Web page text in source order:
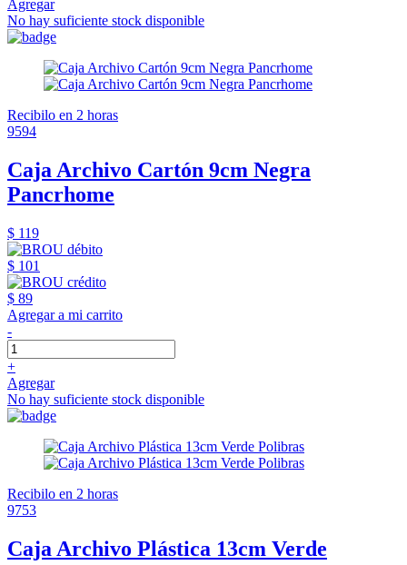
Agregar
No hay suficiente stock disponible
Recibilo en 2 horas
9594
Caja Archivo Cartón 9cm Negra
Pancrhome
$ 119
$ 101
$ 89
Agregar a mi carrito
-
+
Agregar
No hay suficiente stock disponible
Recibilo en 2 horas
9753
Caja Archivo Plástica 13cm Verde